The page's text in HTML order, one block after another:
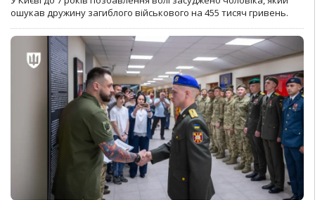
ошукав дружину загиблого військового на 455 тисяч гривень.